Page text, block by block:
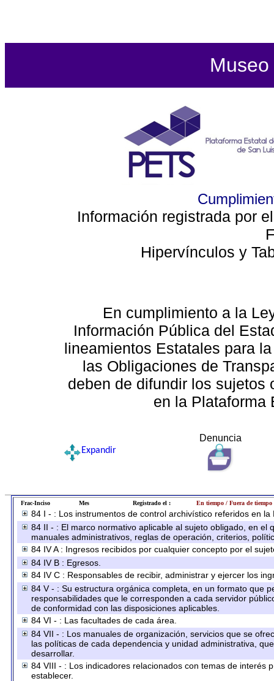
Información registrada por
Hipervínculos y
En cumplimiento a la
Información Pública del
lineamientos Estatales para
las Obligaciones de
deben de difundir los sujetos
en la Plataforma
Denuncia
Expandir
Frac-Inciso Mes Registrado el : En tiempo / Fuera de tiempo
84 I - : Los instrumentos de control archivístico referidos en
84 II - : El marco normativo aplicable al sujeto obligado, en
manuales administrativos, reglas de operación, criterios,
84 IV A : Ingresos recibidos por cualquier concepto por el
84 IV B : Egresos.
84 IV C : Responsables de recibir, administrar y ejercer los
84 V - : Su estructura orgánica completa, en un formato que
responsabilidades que le corresponden a cada servidor
de conformidad con las disposiciones aplicables.
84 VI - : Las facultades de cada área.
84 VII - : Los manuales de organización, servicios que se
las políticas de cada dependencia y unidad administrativa,
desarrollar.
84 VIII - : Los indicadores relacionados con temas de interés
establecer.